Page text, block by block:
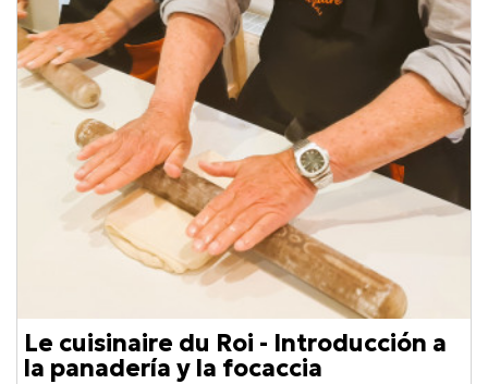
Le cuisinaire du Roi - Introducción a
la panadería y la focaccia